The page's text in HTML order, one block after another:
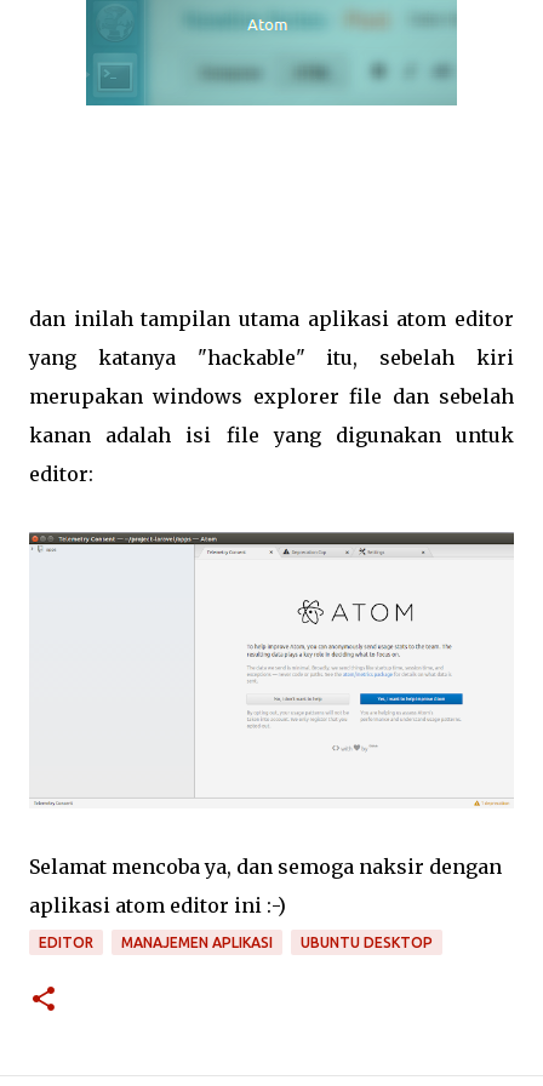
dan inilah tampilan utama aplikasi atom editor
yang katanya "hackable" itu, sebelah kiri
merupakan windows explorer file dan sebelah
kanan adalah isi file yang digunakan untuk
editor:
Selamat mencoba ya, dan semoga naksir dengan
aplikasi atom editor ini :-)
EDITOR MANAJEMEN APLIKASI UBUNTU DESKTOP